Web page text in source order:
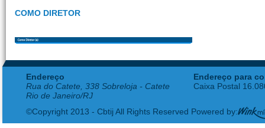
COMO DIRETOR
Endereço
Rua do Catete, 338 Sobreloja - Catete
Rio de Janeiro/RJ
Endereço para
Caixa Postal
©Copyright 2013 - Cbtij All Rights Reserved Powered by: